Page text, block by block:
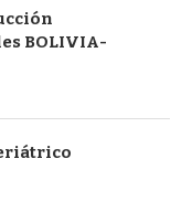
BOLIVIA-